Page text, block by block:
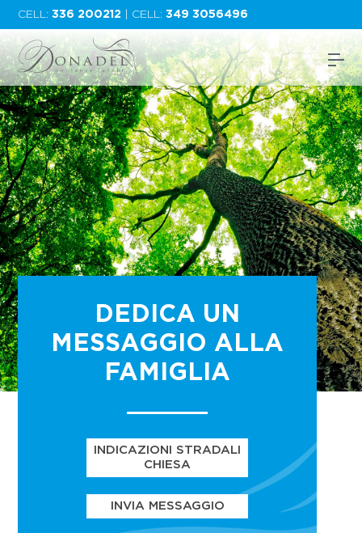
CELL:336 200212 | CELL:349 3056496
DEDICA UN
MESSAGGIO ALLA
FAMIGLIA
INDICAZIONI STRADALI
CHIESA
INVIA MESSAGGIO